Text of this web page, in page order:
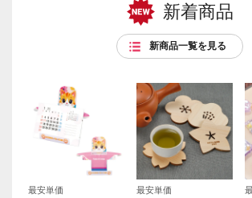
新着商品
新商品一覧を見る
最安単価 最安単価